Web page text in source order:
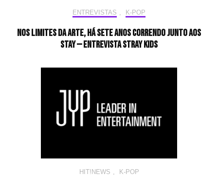
ENTREVISTAS , K-POP
Nos limites da arte, há sete anos correndo junto aos
STAY — Entrevista Stray Kids
HIT!NEWS , K-POP